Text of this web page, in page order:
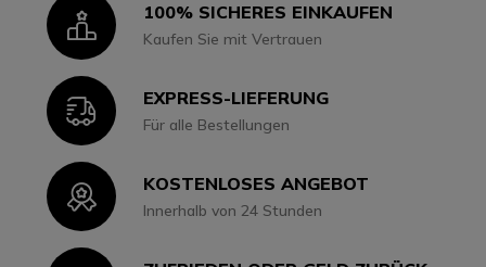
Icon100% SICHERES EINKAUFEN
Kaufen Sie mit Vertrauen
IconEXPRESS-LIEFERUNG
Für alle Bestellungen
IconKOSTENLOSES ANGEBOT
Innerhalb von 24 Stunden